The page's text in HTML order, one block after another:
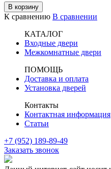
В корзину
К сравнению В сравнении
КАТАЛОГ
Входные двери
Межкомнатные двери
ПОМОЩЬ
Доставка и оплата
Установка дверей
Контакты
Контактная информация
Статьи
+7 (952) 189-89-49
Заказать звонок